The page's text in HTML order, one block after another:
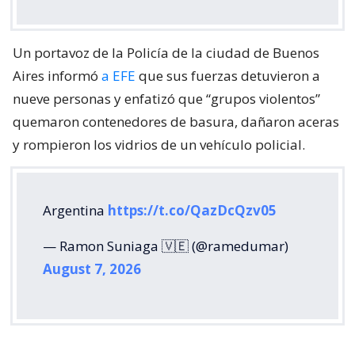
Un portavoz de la Policía de la ciudad de Buenos
Aires informó a EFE que sus fuerzas detuvieron a
nueve personas y enfatizó que “grupos violentos”
quemaron contenedores de basura, dañaron aceras
y rompieron los vidrios de un vehículo policial.
Argentina https://t.co/QazDcQzv05
— Ramon Suniaga 🇻🇪 (@ramedumar)
August 7, 2026